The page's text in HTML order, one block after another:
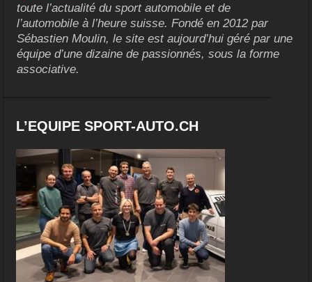
toute l’actualité du sport automobile et de
l’automobile à l’heure suisse. Fondé en 2012 par
Sébastien Moulin, le site est aujourd’hui géré par une
équipe d’une dizaine de passionnés, sous la forme
associative.
L’EQUIPE SPORT-AUTO.CH